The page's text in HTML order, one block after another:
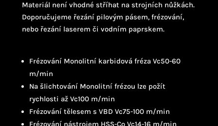
Materiál není vhodné stříhat na strojních nůžkách.
Doporučujeme řezání pilovým pásem, frézování,
nebo řezání laserem či vodním paprskem.
Frézování Monolitní karbidová fréza Vc50-60
m/min
Na šlichtování Monolitní frézou lze požít
rychlosti až Vc100 m/min
Frézování tělesem s VBD Vc75-100 m/min
Frézování nástrojem HSS-Co Vc14-16 m/min